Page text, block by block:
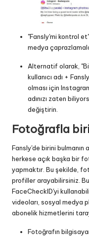
"Fansly'mi kontrol
medya
Alternatif olarak,
kullanıcı adı +
olması için
adınızı zaten
değiştirin.
Fotoğrafla
Fansly'de birini bulmanın
herkese açık başka bir
yapmaktır. Bu şekilde,
profiller arayabilirsiniz.
FaceCheckID'yi
videoları, sosyal medya
abonelik hizmetlerini
Fotoğrafın